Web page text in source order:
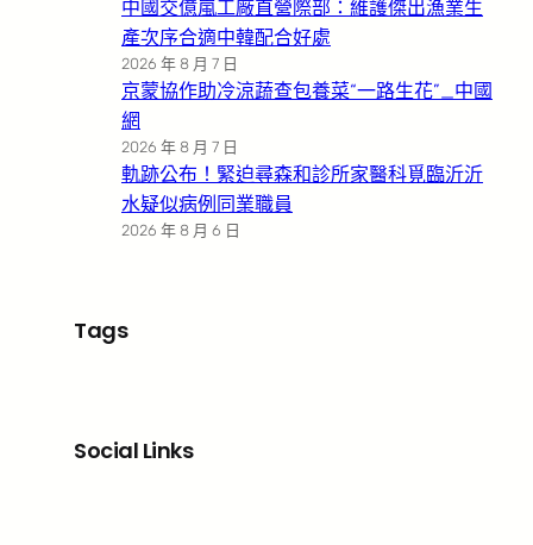
中國交億嵐工廠直營際部：維護傑出漁業生
產次序合適中韓配合好處
2026 年 8 月 7 日
京蒙協作助冷涼蔬查包養菜“一路生花”_中國
網
2026 年 8 月 7 日
軌跡公布！緊迫尋森和診所家醫科覓臨沂沂
水疑似病例同業職員
2026 年 8 月 6 日
Tags
Social Links